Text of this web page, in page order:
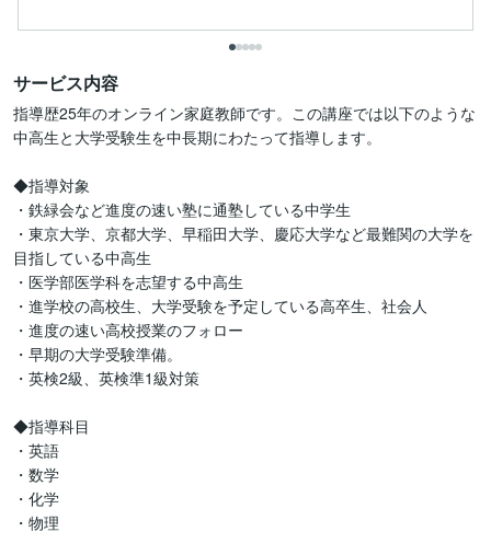
サービス内容
指導歴25年のオンライン家庭教師です。この講座では以下のような
中高生と大学受験生を中長期にわたって指導します。
◆指導対象
・鉄緑会など進度の速い塾に通塾している中学生
・東京大学、京都大学、早稲田大学、慶応大学など最難関の大学を
目指している中高生
・医学部医学科を志望する中高生
・進学校の高校生、大学受験を予定している高卒生、社会人
・進度の速い高校授業のフォロー
・早期の大学受験準備。
・英検2級、英検準1級対策
◆指導科目
・英語
・数学
・化学
・物理